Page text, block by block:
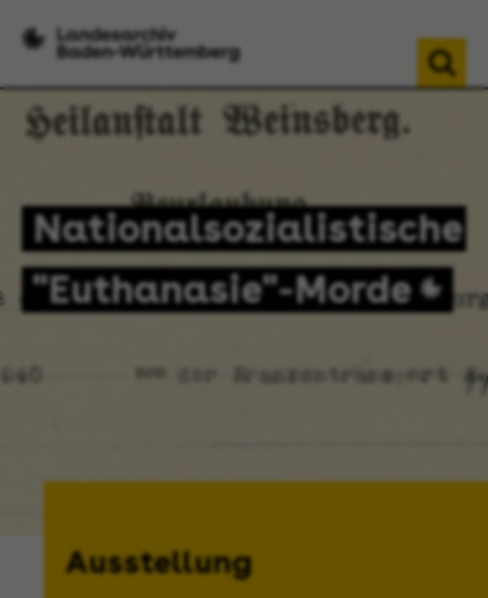
Nationalsozialistische
"Euthanasie"-Morde
Ausstellung